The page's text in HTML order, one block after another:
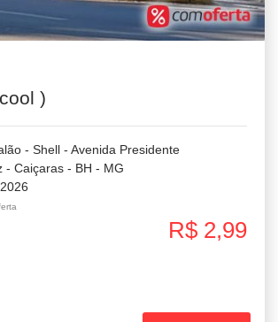
)
- Shell - Avenida Presidente
- Caiçaras - BH - MG
R$ 2,99